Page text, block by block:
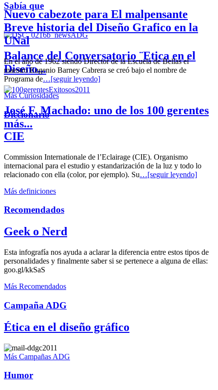
Nuevo cabezote para El malpensante
Balance del Conversatorio ¨Etica en el
Diseño...
José F. Machado: uno de los 100 gerentes
más...
Sabía que
Breve historia del Diseño Grafico en la
UNal
En el año de 1962 siendo Director de la Escuela de Bellas el
maestro Eugenio Barney Cabrera se creó bajo el nombre de
Programa de…[seguir leyendo]
Más Curiosidades
Diccionario
CIE
Commission Internationale de l’Eclairage (CIE). Organismo
internacional para el estudio y estandarización de la luz y todo lo
relacionado con ella (color, por ejemplo). Su…[seguir leyendo]
Más definiciones
Recomendados
Geek o Nerd
Esta infografía nos ayuda a aclarar la diferencia entre estos tipos de
personalidades y finalmente saber si se pertenece a alguna de ellas:
goo.gl/kkSaS
Más Recomendados
Campaña ADG
Ética en el diseño gráfico
Más Campañas ADG
Humor